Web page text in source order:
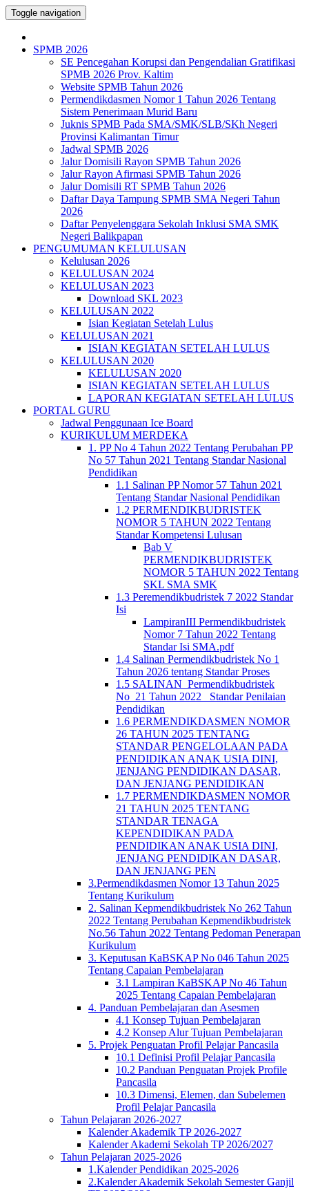
Toggle navigation
SPMB 2026
SE Pencegahan Korupsi dan Pengendalian Gratifikasi
SPMB 2026 Prov. Kaltim
Website SPMB Tahun 2026
Permendikdasmen Nomor 1 Tahun 2026 Tentang
Sistem Penerimaan Murid Baru
Juknis SPMB Pada SMA/SMK/SLB/SKh Negeri
Provinsi Kalimantan Timur
Jadwal SPMB 2026
Jalur Domisili Rayon SPMB Tahun 2026
Jalur Rayon Afirmasi SPMB Tahun 2026
Jalur Domisili RT SPMB Tahun 2026
Daftar Daya Tampung SPMB SMA Negeri Tahun
2026
Daftar Penyelenggara Sekolah Inklusi SMA SMK
Negeri Balikpapan
PENGUMUMAN KELULUSAN
Kelulusan 2026
KELULUSAN 2024
KELULUSAN 2023
Download SKL 2023
KELULUSAN 2022
Isian Kegiatan Setelah Lulus
KELULUSAN 2021
ISIAN KEGIATAN SETELAH LULUS
KELULUSAN 2020
KELULUSAN 2020
ISIAN KEGIATAN SETELAH LULUS
LAPORAN KEGIATAN SETELAH LULUS
PORTAL GURU
Jadwal Penggunaan Ice Board
KURIKULUM MERDEKA
1. PP No 4 Tahun 2022 Tentang Perubahan PP
No 57 Tahun 2021 Tentang Standar Nasional
Pendidikan
1.1 Salinan PP Nomor 57 Tahun 2021
Tentang Standar Nasional Pendidikan
1.2 PERMENDIKBUDRISTEK
NOMOR 5 TAHUN 2022 Tentang
Standar Kompetensi Lulusan
Bab V
PERMENDIKBUDRISTEK
NOMOR 5 TAHUN 2022 Tentang
SKL SMA SMK
1.3 Peremendikbudristek 7 2022 Standar
Isi
LampiranIII Permendikbudristek
Nomor 7 Tahun 2022 Tentang
Standar Isi SMA.pdf
1.4 Salinan Permendikbudristek No 1
Tahun 2026 tentang Standar Proses
1.5 SALINAN_Permendikbudristek
No_21 Tahun 2022_ Standar Penilaian
Pendidikan
1.6 PERMENDIKDASMEN NOMOR
26 TAHUN 2025 TENTANG
STANDAR PENGELOLAAN PADA
PENDIDIKAN ANAK USIA DINI,
JENJANG PENDIDIKAN DASAR,
DAN JENJANG PENDIDIKAN
1.7 PERMENDIKDASMEN NOMOR
21 TAHUN 2025 TENTANG
STANDAR TENAGA
KEPENDIDIKAN PADA
PENDIDIKAN ANAK USIA DINI,
JENJANG PENDIDIKAN DASAR,
DAN JENJANG PEN
3.Permendikdasmen Nomor 13 Tahun 2025
Tentang Kurikulum
2. Salinan Kepmendikbudristek No 262 Tahun
2022 Tentang Perubahan Kepmendikbudristek
No.56 Tahun 2022 Tentang Pedoman Penerapan
Kurikulum
3. Keputusan KaBSKAP No 046 Tahun 2025
Tentang Capaian Pembelajaran
3.1 Lampiran KaBSKAP No 46 Tahun
2025 Tentang Capaian Pembelajaran
4. Panduan Pembelajaran dan Asesmen
4.1 Konsep Tujuan Pembelajaran
4.2 Konsep Alur Tujuan Pembelajaran
5. Projek Penguatan Profil Pelajar Pancasila
10.1 Definisi Profil Pelajar Pancasila
10.2 Panduan Penguatan Projek Profile
Pancasila
10.3 Dimensi, Elemen, dan Subelemen
Profil Pelajar Pancasila
Tahun Pelajaran 2026-2027
Kalender Akademik TP 2026-2027
Kalender Akademi Sekolah TP 2026/2027
Tahun Pelajaran 2025-2026
1.Kalender Pendidikan 2025-2026
2.Kalender Akademik Sekolah Semester Ganjil